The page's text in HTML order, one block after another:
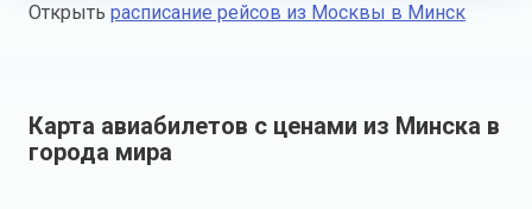
Открыть расписание рейсов из Москвы в Минск
Карта авиабилетов с ценами из Минска в
города мира